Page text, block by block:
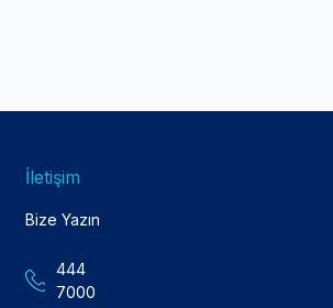
İletişim
Bize Yazın
444
7000